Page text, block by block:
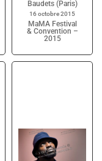
Baudets (Paris)
16 octobre 2015
MaMA Festival
& Convention –
2015